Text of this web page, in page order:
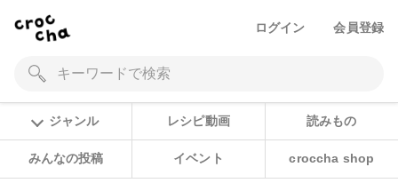
ログイン 会員登録
ジャンル レシピ動画 読みもの
みんなの投稿 イベント croccha shop